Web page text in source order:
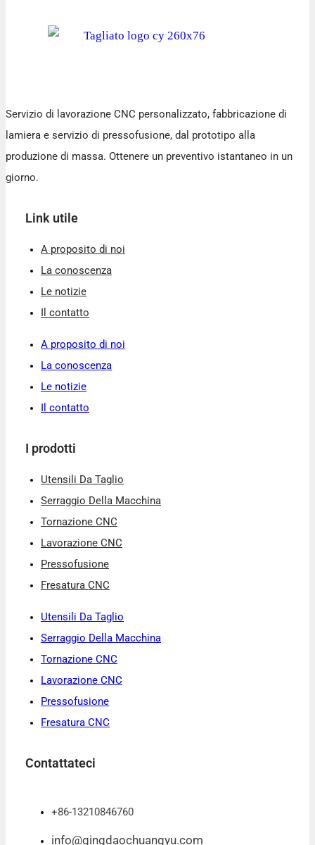
Servizio di lavorazione CNC personalizzato, fabbricazione di
lamiera e servizio di pressofusione, dal prototipo alla
produzione di massa. Ottenere un preventivo istantaneo in un
giorno.
Link utile
A proposito di noi
La conoscenza
Le notizie
Il contatto
A proposito di noi
La conoscenza
Le notizie
Il contatto
I prodotti
Utensili Da Taglio
Serraggio Della Macchina
Tornazione CNC
Lavorazione CNC
Pressofusione
Fresatura CNC
Utensili Da Taglio
Serraggio Della Macchina
Tornazione CNC
Lavorazione CNC
Pressofusione
Fresatura CNC
Contattateci
+86-13210846760
info@qingdaochuangyu.com